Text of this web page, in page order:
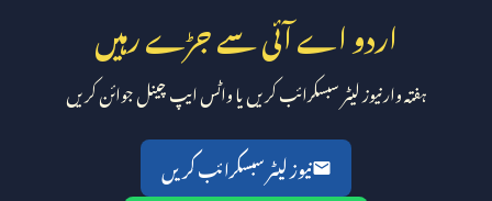
اردو اے آئی سے جڑے رہیں
ہفتہ وار نیوز لیٹر سبسکرائب کریں یا واٹس ایپ چینل جوائن کریں
نیوز لیٹر سبسکرائب کریں